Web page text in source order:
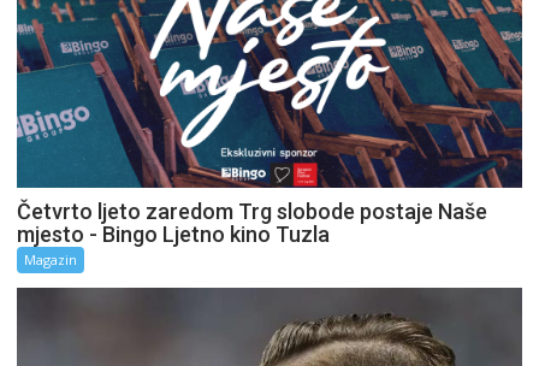
Četvrto ljeto zaredom Trg slobode postaje Naše
mjesto - Bingo Ljetno kino Tuzla
Magazin